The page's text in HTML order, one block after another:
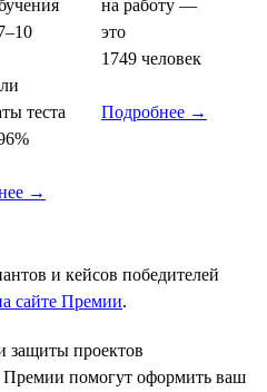
теста
→
на работу —
это
1749 человек
Подробнее →
и кейсов победителей
сайте Премии.
защиты проектов
Премии помогут оформить ваш